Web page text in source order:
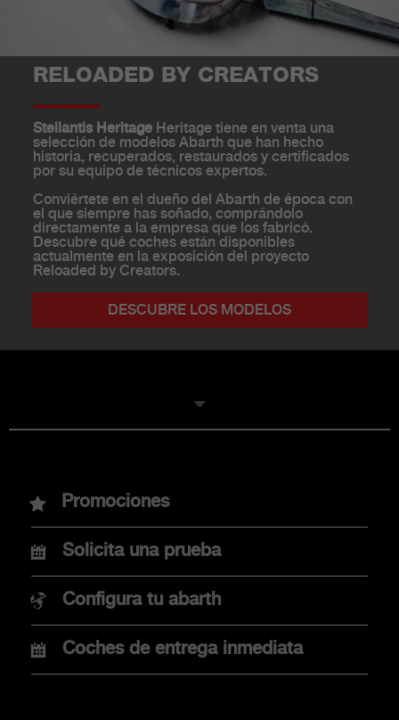
RELOADED BY CREATORS
Stellantis Heritage Heritage tiene en venta una
selección de modelos Abarth que han hecho
historia, recuperados, restaurados y certificados
por su equipo de técnicos expertos.
Conviértete en el dueño del Abarth de época con
el que siempre has soñado, comprándolo
directamente a la empresa que los fabricó.
Descubre qué coches están disponibles
actualmente en la exposición del proyecto
Reloaded by Creators.
DESCUBRE LOS MODELOS
MODELOS
Nuevo Abarth 600e
Nuevo Abarth 500e
COMPRA
Promociones
Solicita una prueba
Configura tu abarth
Coches de entrega inmediata